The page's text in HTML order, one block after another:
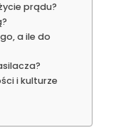
prądu?
a ile do
i kulturze